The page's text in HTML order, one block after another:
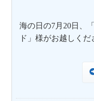
海の日の7月 20日、
ド」様がお越しくだ